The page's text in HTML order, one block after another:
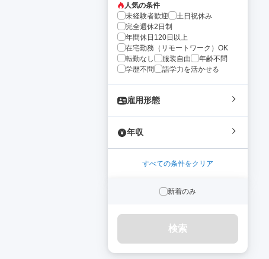
人気の条件
未経験者歓迎
土日祝休み
完全週休2日制
年間休日120日以上
在宅勤務（リモートワーク）OK
転勤なし
服装自由
年齢不問
学歴不問
語学力を活かせる
雇用形態
年収
すべての条件をクリア
新着のみ
検索